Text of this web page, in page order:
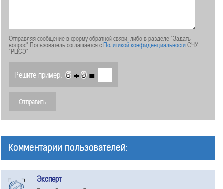
Отправляя сообщение в форму обратной связи, либо в разделе "Задать
вопрос" Пользователь соглашается сПолитикой конфиденциальностиСЧУ
"РЦСЭ"
Решите пример: + =
Комментарии пользователей:
Эксперт